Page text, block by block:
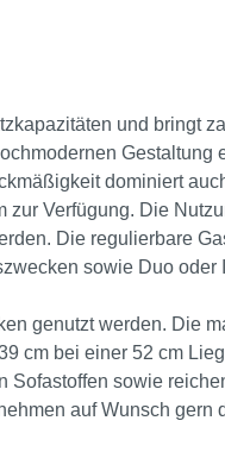
und bringt
dominiert
Verfügung. Die
Die regulierbare
sowie Duo oder
genutzt werden. Die
cm bei einer 52 cm
sowie
auf Wunsch gern